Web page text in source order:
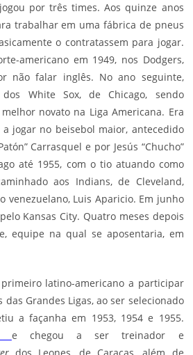
jogou por três times. Aos quinze anos
trabalhar em uma fábrica de pneus
o contratassem para jogar.
americano em 1949, nos Dodgers,
não falar inglês. No ano seguinte,
White Sox, de Chicago, sendo
novato na Liga Americana. Era
jogar no beisebol maior, antecedido
Carrasquel e por Jesús “Chucho”
até 1955, com o tio atuando como
aos Indians, de Cleveland,
venezuelano, Luis Aparicio. Em junho
Kansas City. Quatro meses depois
equipe na qual se aposentaria, em
latino-americano a participar
das Grandes Ligas, ao ser selecionado
a façanha em 1953, 1954 e 1955.
e chegou a ser treinador e